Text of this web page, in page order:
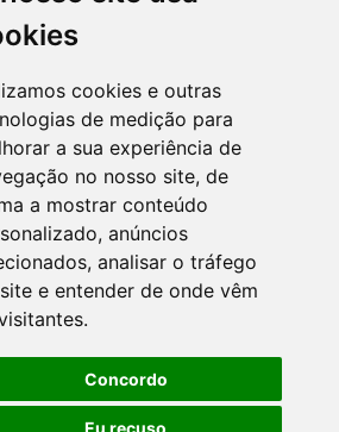
cookies e outras
de medição para
a sua experiência de
no nosso site, de
a mostrar conteúdo
anúncios
analisar o tráfego
e entender de onde vêm
Concordo
Eu recuso
001 Mafra